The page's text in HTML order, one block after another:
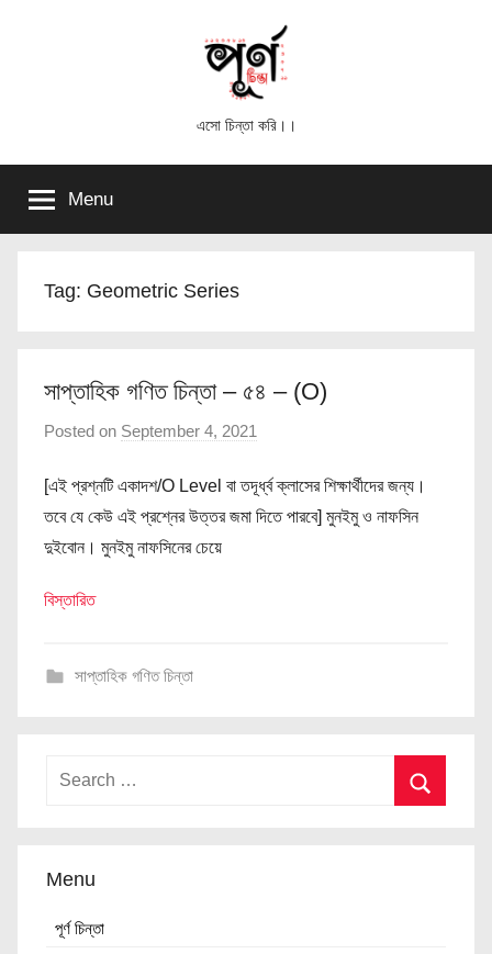
চিন্তা
এসো চিন্তা করি।।
Menu
Tag: Geometric Series
সাপ্তাহিক গণিত চিন্তা – ৫৪ – (O)
Posted on September 4, 2021
পূ
র্ণ
[এই প্রশ্নটি একাদশ/O Level বা তদূর্ধ্ব ক্লাসের শিক্ষার্থীদের জন্য।
তবে যে কেউ এই প্রশ্নের উত্তর জমা দিতে পারবে] মুনইমু ও নাফসিন
দুইবোন। মুনইমু নাফসিনের চেয়ে
বিস্তারিত
সাপ্তাহিক গণিত চিন্তা
Menu
পূর্ণ চিন্তা